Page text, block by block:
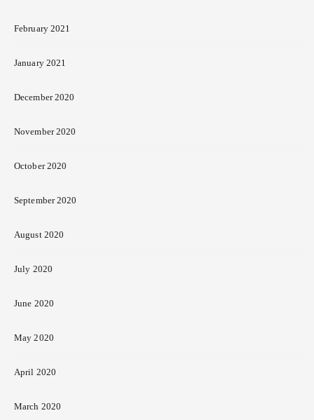
February 2021
January 2021
December 2020
November 2020
October 2020
September 2020
August 2020
July 2020
June 2020
May 2020
April 2020
March 2020